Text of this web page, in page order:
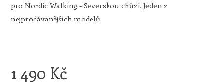
pro Nordic Walking - Severskou chůzi. Jeden z
nejprodávanějších modelů.
1 490 Kč